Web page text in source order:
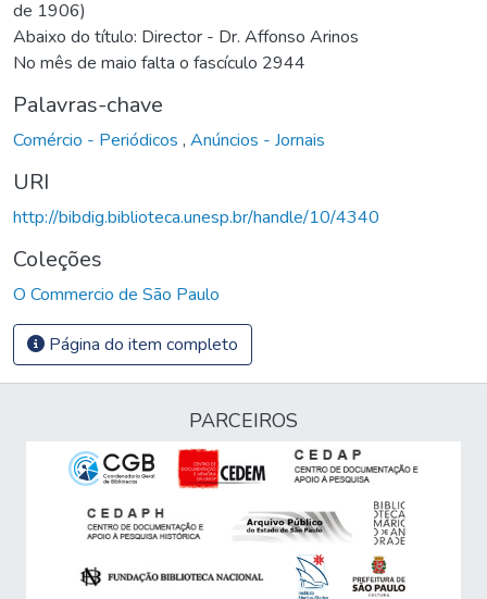
de 1906)
Abaixo do título: Director - Dr. Affonso Arinos
No mês de maio falta o fascículo 2944
Palavras-chave
Comércio - Periódicos , Anúncios - Jornais
URI
http://bibdig.biblioteca.unesp.br/handle/10/4340
Coleções
O Commercio de São Paulo
Página do item completo
PARCEIROS